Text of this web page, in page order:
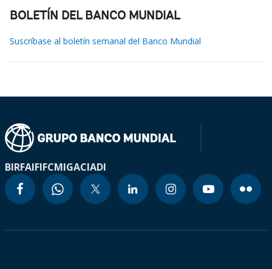
BOLETÍN DEL BANCO MUNDIAL
Suscríbase al boletín semanal del Banco Mundial
BIRFAIFIFCMIGACIADI